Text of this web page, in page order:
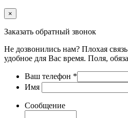
×
Заказать обратный звонок
Не дозвонились нам? Плохая
удобное для Вас время. Поля,
Ваш телефон *
Имя
Сообщение